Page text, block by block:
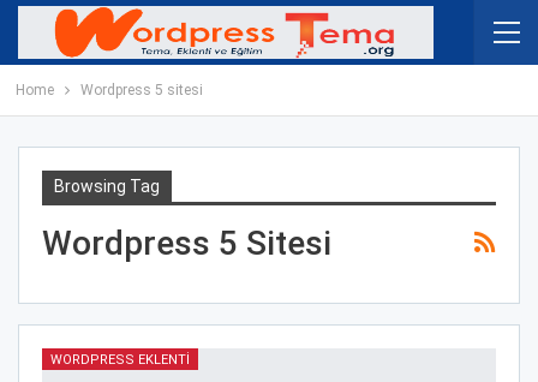
Home Wordpress 5 sitesi
Browsing Tag
Wordpress 5 Sitesi
WORDPRESS EKLENTI